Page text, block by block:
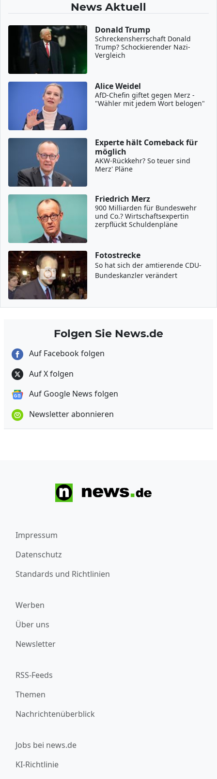
News Aktuell
Donald Trump
Schreckensherrschaft Donald
Trump? Schockierender Nazi-
Vergleich
Alice Weidel
AfD-Chefin giftet gegen Merz -
"Wähler mit jedem Wort belogen"
Experte hält Comeback für
möglich
AKW-Rückkehr? So teuer sind
Merz' Pläne
Friedrich Merz
900 Milliarden für Bundeswehr
und Co.? Wirtschaftsexpertin
zerpflückt Schuldenpläne
Fotostrecke
So hat sich der amtierende CDU-
Bundeskanzler verändert
Folgen Sie News.de
Auf Facebook folgen
Auf X folgen
Auf Google News folgen
Newsletter abonnieren
Impressum
Datenschutz
Standards und Richtlinien
Werben
Über uns
Newsletter
RSS-Feeds
Themen
Nachrichtenüberblick
Jobs bei news.de
KI-Richtlinie